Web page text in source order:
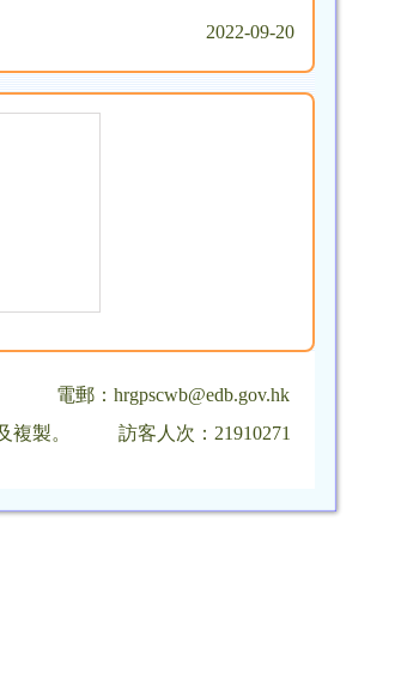
2022-09-20
電郵：hrgpscwb@edb.gov.hk
製。 訪客人次：21910271